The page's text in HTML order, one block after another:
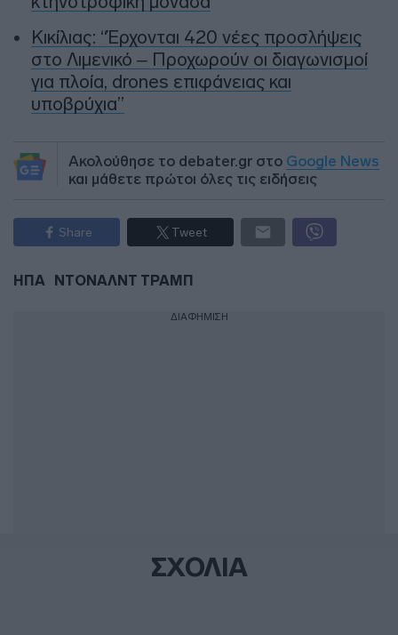
Κικίλιας: “Έρχονται 420 νέες προσλήψεις
στο Λιμενικό – Προχωρούν οι διαγωνισμοί
για πλοία, drones επιφάνειας και
υποβρύχια”
Ακολούθησε το debater.gr στο Google News
και μάθετε πρώτοι όλες τις ειδήσεις
Share Tweet
ΗΠΑ ΝΤΟΝΑΛΝΤ ΤΡΑΜΠ
ΔΙΑΦΗΜΙΣΗ
ΣΧΟΛΙΑ